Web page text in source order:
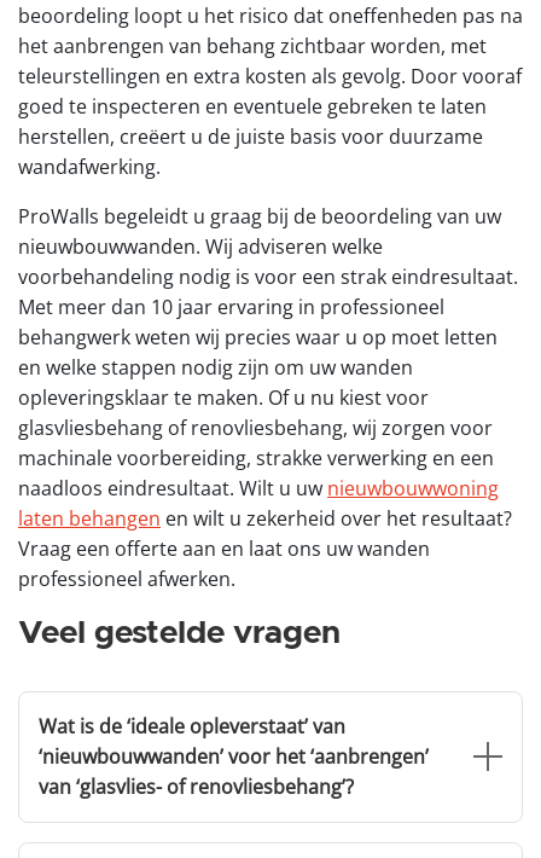
beoordeling loopt u het risico dat oneffenheden pas na
het aanbrengen van behang zichtbaar worden, met
teleurstellingen en extra kosten als gevolg. Door vooraf
goed te inspecteren en eventuele gebreken te laten
herstellen, creëert u de juiste basis voor duurzame
wandafwerking.
ProWalls begeleidt u graag bij de beoordeling van uw
nieuwbouwwanden. Wij adviseren welke
voorbehandeling nodig is voor een strak eindresultaat.
Met meer dan 10 jaar ervaring in professioneel
behangwerk weten wij precies waar u op moet letten
en welke stappen nodig zijn om uw wanden
opleveringsklaar te maken. Of u nu kiest voor
glasvliesbehang of renovliesbehang, wij zorgen voor
machinale voorbereiding, strakke verwerking en een
naadloos eindresultaat. Wilt u uw nieuwbouwwoning
laten behangen en wilt u zekerheid over het resultaat?
Vraag een offerte aan en laat ons uw wanden
professioneel afwerken.
Veel gestelde vragen
Wat is de ‘ideale opleverstaat’ van
‘nieuwbouwwanden’ voor het ‘aanbrengen’
van ‘glasvlies- of renovliesbehang’?